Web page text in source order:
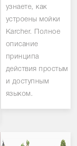
узнаете, как
устроены мойки
Karcher. Полное
описание
принципа
действия простым
и доступным
языком.